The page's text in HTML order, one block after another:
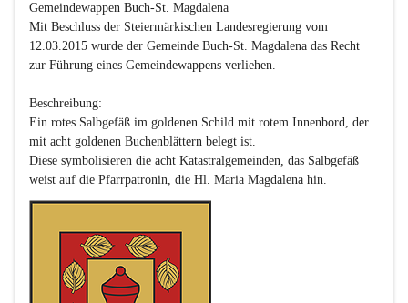
Gemeindewappen Buch-St. Magdalena
Mit Beschluss der Steiermärkischen Landesregierung vom
12.03.2015 wurde der Gemeinde Buch-St. Magdalena das Recht
zur Führung eines Gemeindewappens verliehen.
Beschreibung:
Ein rotes Salbgefäß im goldenen Schild mit rotem Innenbord, der
mit acht goldenen Buchenblättern belegt ist.
Diese symbolisieren die acht Katastralgemeinden, das Salbgefäß